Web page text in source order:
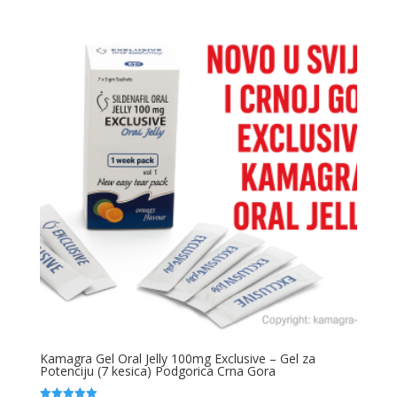
Kamagra Gel Oral Jelly 100mg Exclusive – Gel za
Potenciju (7 kesica) Podgorica Crna Gora